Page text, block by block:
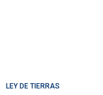
LEY DE TIERRAS